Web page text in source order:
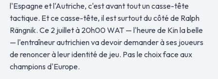
l'Espagne et l'Autriche, c'est avant tout un casse-tête
tactique. Et ce casse-tête, il est surtout du côté de Ralph
Rängnik. Ce 2 juillet à 20h00 WAT — l'heure de Kin la belle
— l'entraîneur autrichien va devoir demander à ses joueurs
de renoncer à leur identité de jeu. Pas le choix face aux
champions d'Europe.